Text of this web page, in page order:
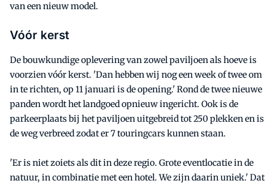
van een nieuw model.
Vóór kerst
De bouwkundige oplevering van zowel paviljoen als hoeve is
voorzien vóór kerst. 'Dan hebben wij nog een week of twee om
in te richten, op 11 januari is de opening.' Rond de twee nieuwe
panden wordt het landgoed opnieuw ingericht. Ook is de
parkeerplaats bij het paviljoen uitgebreid tot 250 plekken en is
de weg verbreed zodat er 7 touringcars kunnen staan.
'Er is niet zoiets als dit in deze regio. Grote eventlocatie in de
natuur, in combinatie met een hotel. We zijn daarin uniek.' Dat